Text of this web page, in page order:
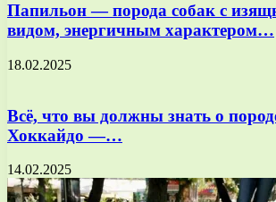
Папильон — порода собак с
видом, энергичным характером…
18.02.2025
Всё, что вы должны знать о
Хоккайдо —…
14.02.2025